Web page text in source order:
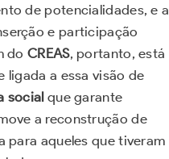
de potencialidades, e a
e participação
doCREAS, portanto, está
ligada a essa visão de
socialque garante
a reconstrução de
para aqueles que tiveram